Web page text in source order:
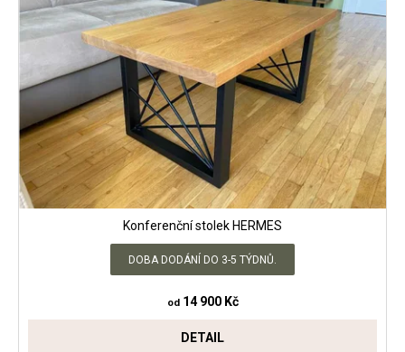
k
t
ů
i
s
r
o
d
k
t
Konferenční stolek HERMES
DOBA DODÁNÍ DO 3-5 TÝDNŮ.
od14 900 Kč
DETAIL
r
u
u
j
e
m
KONFERENČNÍ